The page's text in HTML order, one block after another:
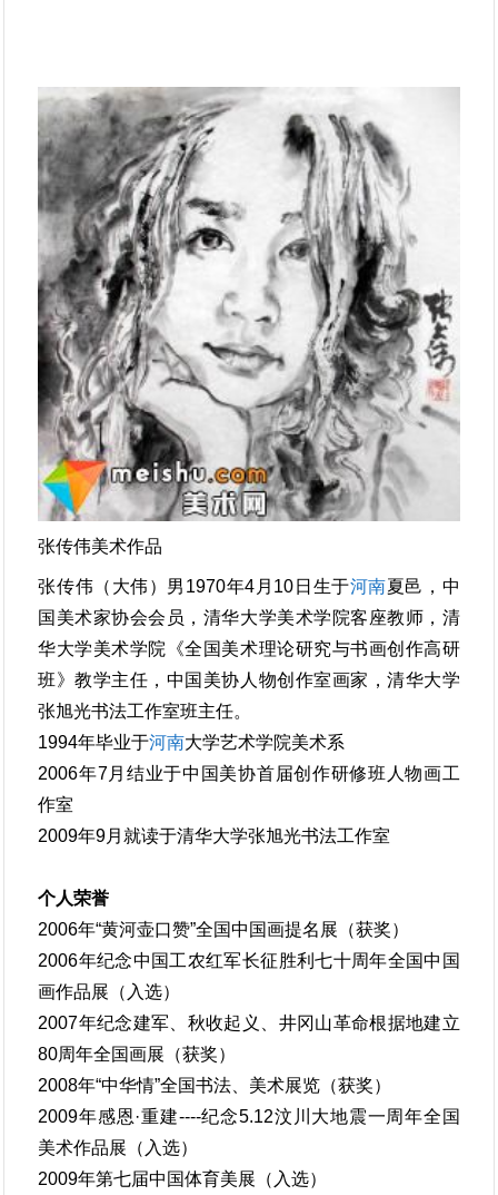
张传伟美术作品
张传伟（大伟）男1970年4月10日生于河南夏邑，中
国美术家协会会员，清华大学美术学院客座教师，清
华大学美术学院《全国美术理论研究与书画创作高研
班》教学主任，中国美协人物创作室画家，清华大学
张旭光书法工作室班主任。
1994年毕业于河南大学艺术学院美术系
2006年7月结业于中国美协首届创作研修班人物画工
作室
2009年9月就读于清华大学张旭光书法工作室
个人荣誉
2006年“黄河壶口赞”全国中国画提名展（获奖）
2006年纪念中国工农红军长征胜利七十周年全国中国
画作品展（入选）
2007年纪念建军、秋收起义、井冈山革命根据地建立
80周年全国画展（获奖）
2008年“中华情”全国书法、美术展览（获奖）
2009年感恩·重建----纪念5.12汶川大地震一周年全国
美术作品展（入选）
2009年第七届中国体育美展（入选）